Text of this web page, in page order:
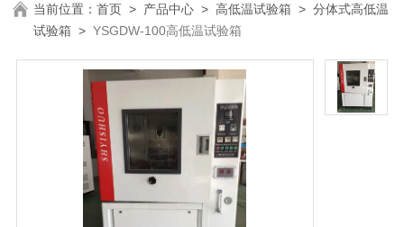
当前位置：首页 > 产品中心 >高低温试验箱 >分体式高低温
试验箱 >YSGDW-100高低温试验箱